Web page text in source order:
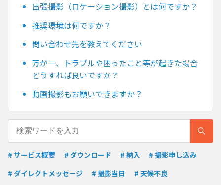
出張撮影（ロケーション撮影）とは何ですか？
推奨環境は何ですか？
問い合わせ先を教えてください
万が一、トラブルや困ったこと等が起きた場合
どうすれば良いですか？
動画撮影もお願いできますか？
# サービス概要 # ダウンロード # 納入
# 撮影申し込み
# ダイレクトメッセージ
# 撮影当日
# 天候不良